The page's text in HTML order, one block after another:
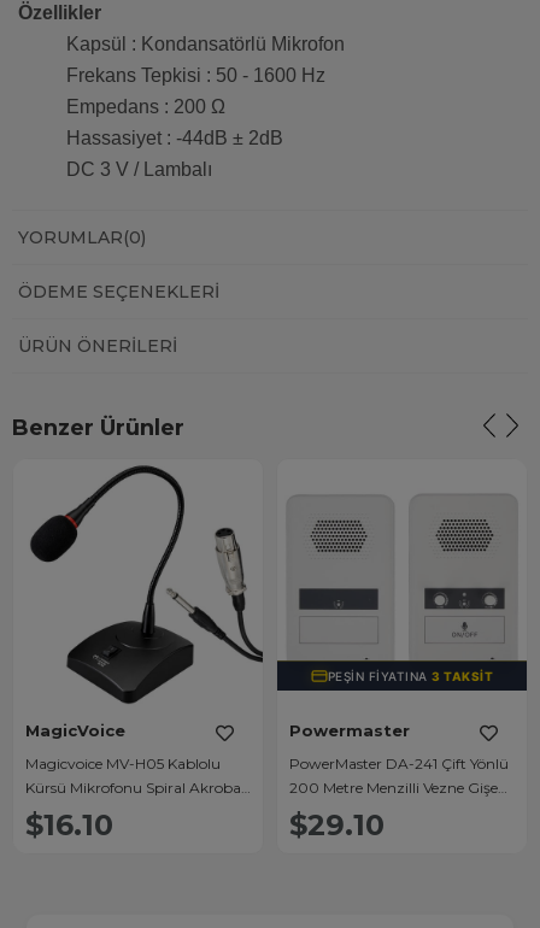
Özellikler
Kapsül : Kondansatörlü Mikrofon
Frekans Tepkisi : 50 - 1600 Hz
Empedans : 200 Ω
Hassasiyet : -44dB ± 2dB
DC 3 V / Lambalı
YORUMLAR(0)
ÖDEME SEÇENEKLERI
ÜRÜN ÖNERILERI
Benzer Ürünler
MagicVoice
Magicvoice MV-H05 Kablolu
Kürsü Mikrofonu Spiral Akrobat
Gövde
$16.10
PEŞIN FIYATINA3 TAKSIT
Powermaster
PowerMaster DA-241 Çift Yönlü
200 Metre Menzilli Vezne Gişe
Mikrofon Seti
$29.10